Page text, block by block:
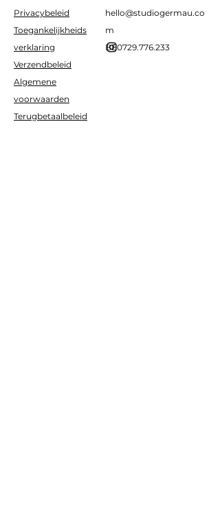
Privacybeleid
Toegankelijkheids
verklaring
Verzendbeleid
Algemene
voorwaarden
Terugbetaalbeleid
hello@studiogermau.co
m
BE0729.776.233